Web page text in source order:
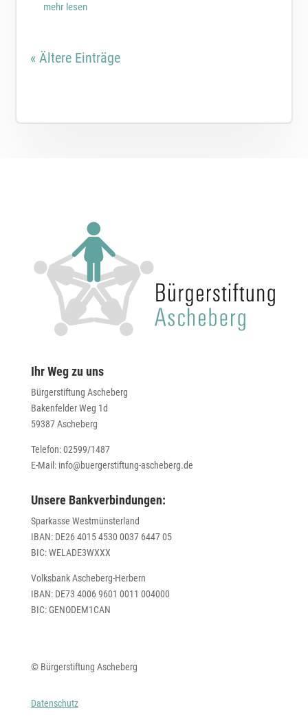
mehr lesen
« Ältere Einträge
Ihr Weg zu uns
Bürgerstiftung Ascheberg
Bakenfelder Weg 1d
59387 Ascheberg
Telefon: 02599/1487
E-Mail: info@buergerstiftung-ascheberg.de
Unsere Bankverbindungen:
Sparkasse Westmünsterland
IBAN: DE26 4015 4530 0037 6447 05
BIC: WELADE3WXXX
Volksbank Ascheberg-Herbern
IBAN: DE73 4006 9601 0011 004000
BIC: GENODEM1CAN
© Bürgerstiftung Ascheberg
Datenschutz